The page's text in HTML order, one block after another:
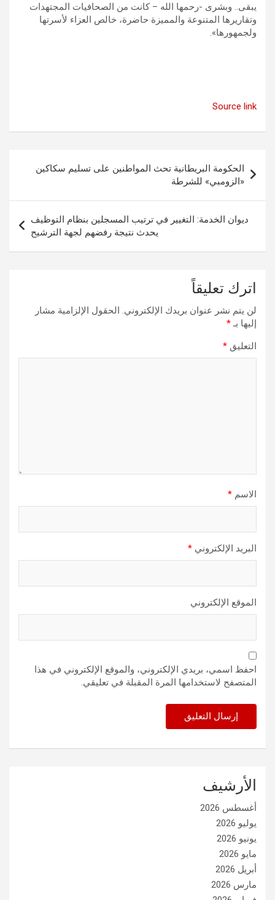
يبقى.. وبشرى -رحمها الله – كانت من الصحافيات المجتهدات
وتقاريرها المتنوعة والمميزة حاضرة، خالص العزاء لأسرتها
ولجمهورها».
Source link
المقالات
الحكومة البريطانية تحث المواطنين على تسليم سكاكين
«الزومبي» للشرطة
ديوان الخدمة: التغيير في ترتيب المسجلين بنظام التوظيف
يحدث نتيجة رفضهم لجهة الترشيح
اترك تعليقاً
لن يتم نشر عنوان بريدك الإلكتروني. الحقول الإلزامية مشار
إليها بـ*
التعليق *
الاسم *
البريد الإلكتروني *
الموقع الإلكتروني
احفظ اسمي، بريدي الإلكتروني، والموقع الإلكتروني في هذا
المتصفح لاستخدامها المرة المقبلة في تعليقي.
الأرشيف
أغسطس 2026
يوليو 2026
يونيو 2026
مايو 2026
أبريل 2026
مارس 2026